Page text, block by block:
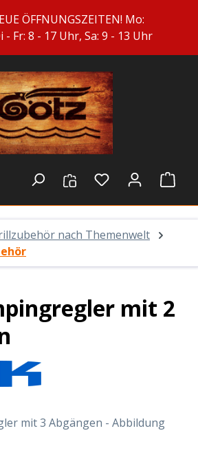
ÖFFNUNGSZEITEN! Mo:
- Fr: 8 - 17 Uhr, Sa: 9 - 13 Uhr
Du hast 0
nach Themenwelt
mit 2